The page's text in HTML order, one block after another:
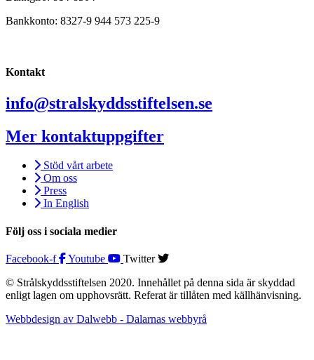
Bankkonto: 8327-9 944 573 225-9
Kontakt
info@stralskyddsstiftelsen.se
Mer kontaktuppgifter
Stöd vårt arbete
Om oss
Press
In English
Följ oss i sociala medier
Facebook-f Youtube
Twitter
© Strålskyddsstiftelsen 2020. Innehållet på denna sida är skyddad
enligt lagen om upphovsrätt. Referat är tillåten med källhänvisning.
Webbdesign av Dalwebb - Dalarnas webbyrå